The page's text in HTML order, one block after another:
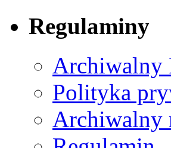
Regulaminy
Archiwalny
Polityka
Archiwalny